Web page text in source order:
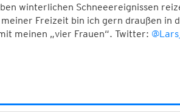
winterlichen Schneeereignissen
Freizeit bin ich gern draußen in
meinen „vier Frauen“. Twitter: